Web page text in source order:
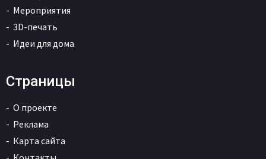
Мероприятия
3D-печать
Идеи для дома
Страницы
О проекте
Реклама
Карта сайта